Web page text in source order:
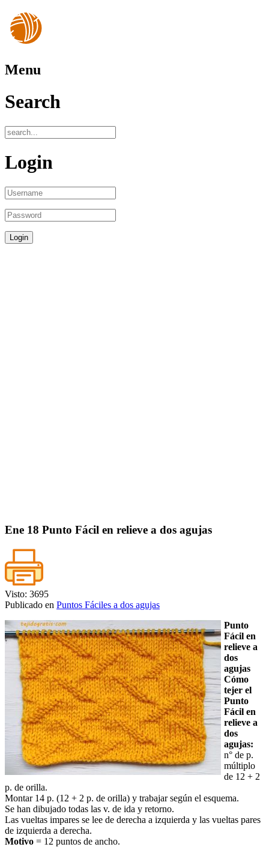
Menu
Search
Login
Ene 18 Punto Fácil en relieve a dos agujas
Visto: 3695
Publicado en Puntos Fáciles a dos agujas
Punto
Fácil en
relieve a
dos
agujas
Cómo
tejer el
Punto
Fácil en
relieve a
dos
agujas:
n° de p.
múltiplo
de 12 + 2
p. de orilla.
Montar 14 p. (12 + 2 p. de orilla) y trabajar según el esquema.
Se han dibujado todas las v. de ida y retorno.
Las vueltas impares se lee de derecha a izquierda y las vueltas pares
de izquierda a derecha.
Motivo = 12 puntos de ancho.